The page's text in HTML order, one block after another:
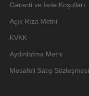
Garanti ve İade Koşulları
Açık Rıza Metni
KVKK
Aydınlatma Metni
Mesafeli Satış Sözleşmesi